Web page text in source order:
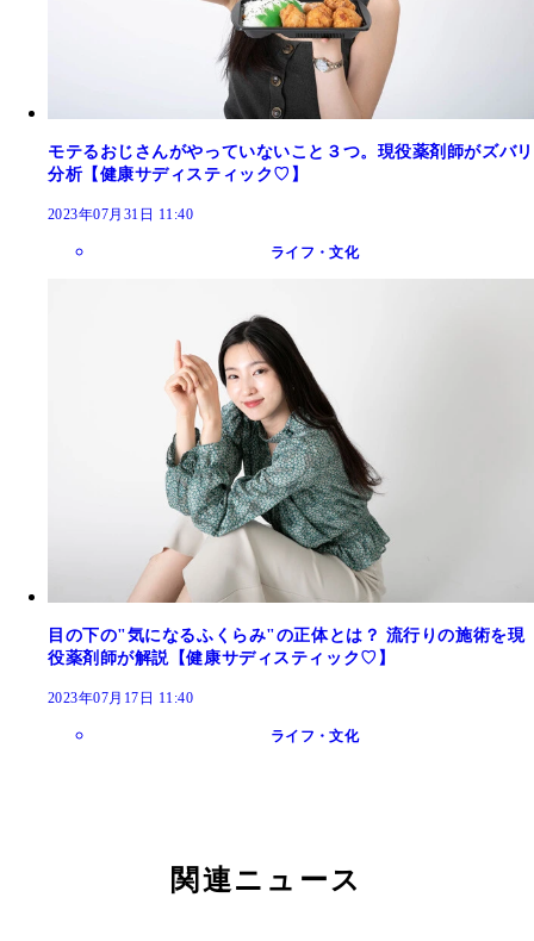
モテるおじさんがやっていないこと３つ。現役薬剤師がズバリ
分析【健康サディスティック♡】
2023年07月31日 11:40
ライフ・文化
目の下の"気になるふくらみ"の正体とは？ 流行りの施術を現
役薬剤師が解説【健康サディスティック♡】
2023年07月17日 11:40
ライフ・文化
関連ニュース